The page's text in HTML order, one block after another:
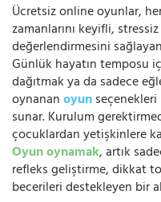
Ücretsiz online oyunlar,
zamanlarını keyifli,
değerlendirmesini
Günlük hayatın temposu
dağıtmak ya da sadece
oynananoyun
sunar. Kurulum
çocuklardan yetişkinlere
Oyun oynamak, artık
refleks geliştirme, dikkat
becerileri destekleyen bir